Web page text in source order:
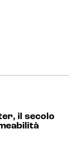
il secolo